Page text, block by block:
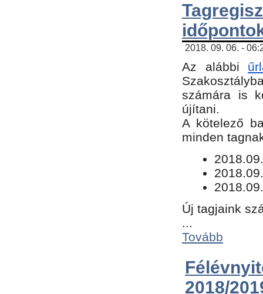
2018. 09. 06. -
Az alábbi
számára is
újítani.
​A kötelező
minden
Új tagjaink
...
Tovább
2018/